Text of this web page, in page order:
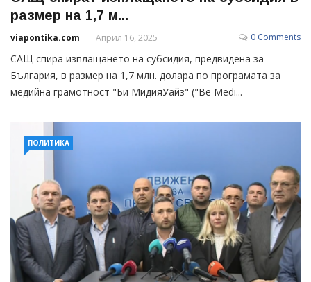
размер на 1,7 м...
viapontika.com Април 16, 2025 0 Comments
САЩ спира изплащането на субсидия, предвидена за
България, в размер на 1,7 млн. долара по програмата за
медийна грамотност "Би МидияУайз" ("Be Medi...
ПОЛИТИКА